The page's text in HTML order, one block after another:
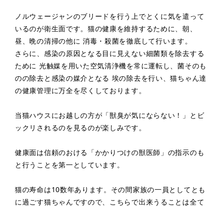
ノルウェージャンのブリードを行う上でとくに気を遣って
いるのが衛生面です。猫の健康を維持するために、朝、
昼、晩の清掃の他に 消毒・殺菌を徹底して行います。
さらに、感染の原因となる目に見えない細菌類を除去する
ために 光触媒を用いた空気清浄機を常に運転し、菌そのも
のの除去と感染の媒介となる 埃の除去を行い、猫ちゃん達
の健康管理に万全を尽くしております。
当猫ハウスにお越しの方が「獣臭が気にならない！」とビ
ックリされるのを見るのが楽しみです。
健康面は信頼のおける「かかりつけの獣医師」の指示のも
と行うことを第一としています。
猫の寿命は10数年あります。その間家族の一員としてとも
に過ごす猫ちゃんですので、こちらで出来うることは全て